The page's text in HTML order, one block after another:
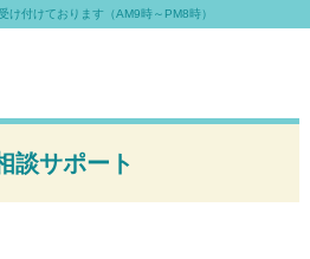
談サポート
け付けております（AM9時～PM8時）